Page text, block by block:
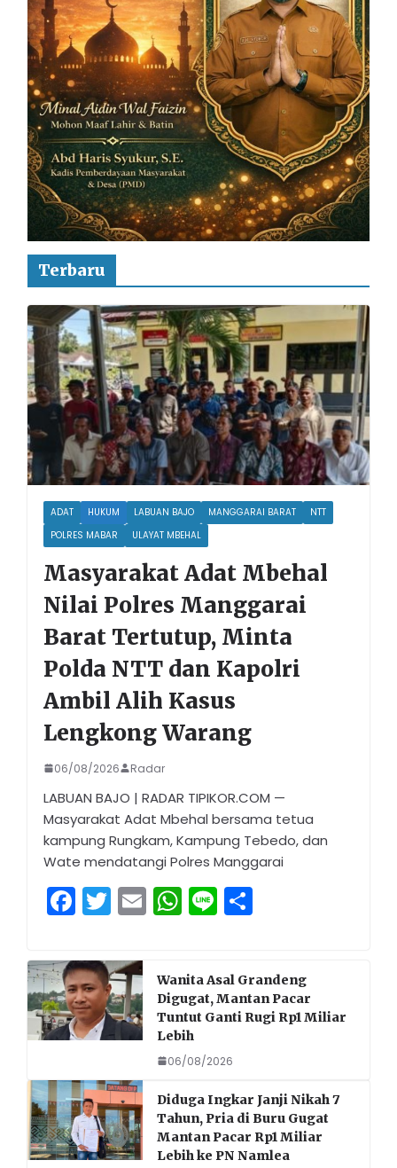
Terbaru
ADAT HUKUM LABUAN BAJO MANGGARAI BARAT
NTT
POLRES MABAR
ULAYAT MBEHAL
Masyarakat Adat Mbehal
Nilai Polres Manggarai
Barat Tertutup, Minta
Polda NTT dan Kapolri
Ambil Alih Kasus
Lengkong Warang
06/08/2026 Radar
LABUAN BAJO | RADAR TIPIKOR.COM —
Masyarakat Adat Mbehal bersama tetua
kampung Rungkam, Kampung Tebedo, dan
Wate mendatangi Polres Manggarai
F
a
c
e
b
o
o
k
T
w
itt
er
E
m
W
h
ts
A
p
p
Li
n
e
Wanita Asal Grandeng
Digugat, Mantan Pacar
Tuntut Ganti Rugi Rp1 Miliar
Lebih
06/08/2026
Diduga Ingkar Janji Nikah 7
Tahun, Pria di Buru Gugat
Mantan Pacar Rp1 Miliar
Lebih ke PN Namlea